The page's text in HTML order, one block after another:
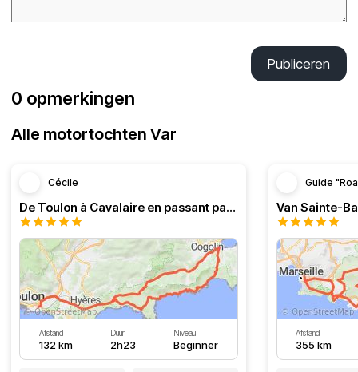
Publiceren
0 opmerkingen
Alle motortochten Var
Cécile
De Toulon à Cavalaire en passant par la côte
Afstand
132 km
Duur
2h23
Niveau
Beginner
Guide
Van Sainte-
Afstand
355 km